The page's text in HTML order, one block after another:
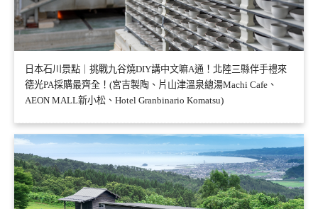
日本石川景點｜挑戰九谷燒DIY講中文嘛A通！北陸三縣伴手禮來
德光PA採購最齊全！(宮吉製陶、片山津溫泉總湯Machi Cafe、
AEON MALL新小松、Hotel Granbinario Komatsu)